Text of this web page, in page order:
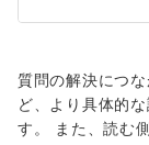
質問の解決につ
ど、より具体的
す。 また、読む